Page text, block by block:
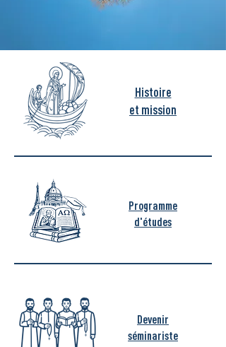
Histoire
et mission
Programme
d'études
Devenir
séminariste